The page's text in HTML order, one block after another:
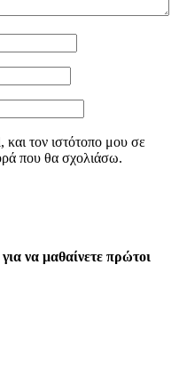
τον ιστότοπο μου σε
που θα σχολιάσω.
να μαθαίνετε πρώτοι